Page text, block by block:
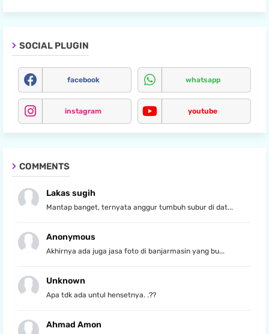
SOCIAL PLUGIN
facebook whatsapp
instagram youtube
COMMENTS
Lakas sugih
Mantap banget, ternyata anggur tumbuh subur di dat...
Anonymous
Akhirnya ada juga jasa foto di banjarmasin yang bu...
Unknown
Apa tdk ada untul hensetnya. .??
Ahmad Amon